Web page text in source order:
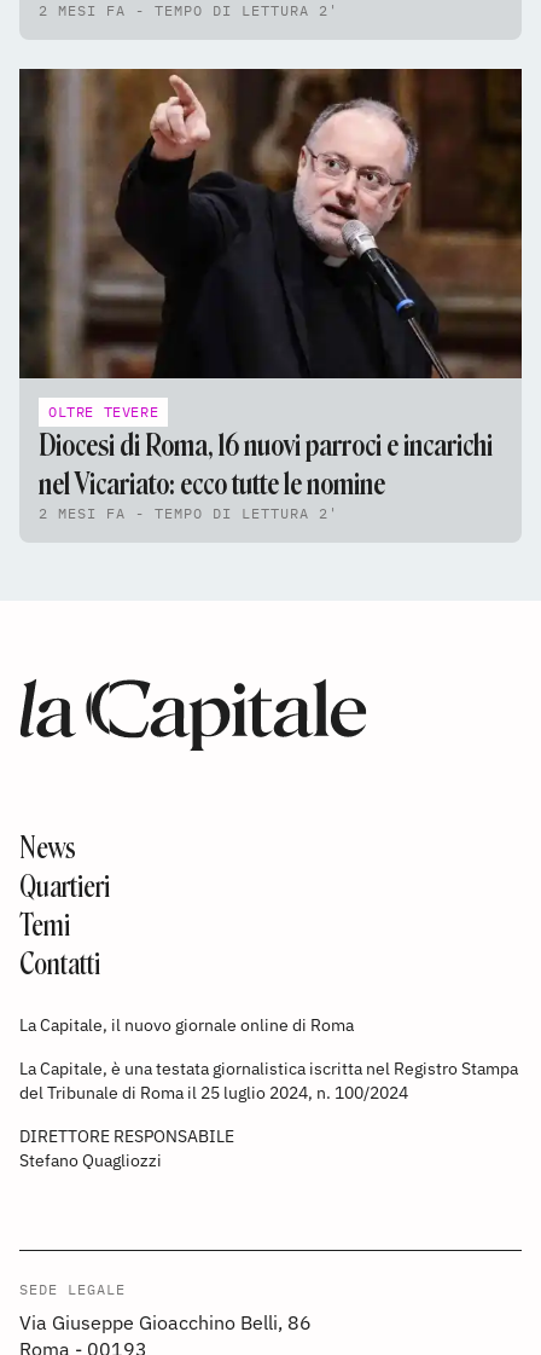
permette di esplorare la Sagrada Família
2 MESI FA - TEMPO DI LETTURA 2'
OLTRE TEVERE
Diocesi di Roma, 16 nuovi parroci e incarichi
nel Vicariato: ecco tutte le nomine
2 MESI FA - TEMPO DI LETTURA 2'
News
Quartieri
Temi
Contatti
La Capitale, il nuovo giornale online di Roma
La Capitale, è una testata giornalistica iscritta nel Registro Stampa
del Tribunale di Roma il 25 luglio 2024, n. 100/2024
DIRETTORE RESPONSABILE
Stefano Quagliozzi
SEDE LEGALE
Via Giuseppe Gioacchino Belli, 86
Roma - 00193